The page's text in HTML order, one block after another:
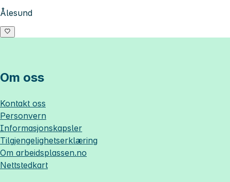
Ålesund
Om oss
Kontakt oss
Personvern
Informasjonskapsler
Tilgjengelighetserklæring
Om arbeidsplassen.no
Nettstedkart